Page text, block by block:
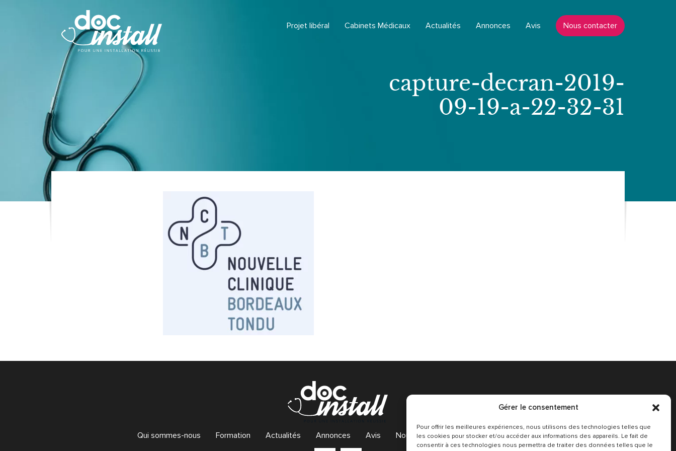
Gérer le consentement
Pour offrir les meilleures expériences, nous utilisons des technologies telles que
les cookies pour stocker et/ou accéder aux informations des appareils. Le fait de
consentir à ces technologies nous permettra de traiter des données telles que le
Projet libéral Cabinets Médicaux Actualités Annonces Avis Nous contacter
capture-decran-2019-
09-19-a-22-32-31
Qui sommes-nous Formation Actualités Annonces Avis Nous contacter Conditions Générales